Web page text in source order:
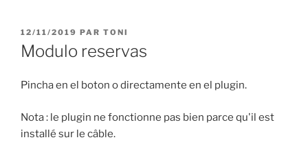
principal
PUBLIÉ
LE
12/11/2019 PAR TONI
Modulo reservas
Pincha en el boton o directamente en el plugin.
Nota : le plugin ne fonctionne pas bien parce qu'il est
installé sur le câble.